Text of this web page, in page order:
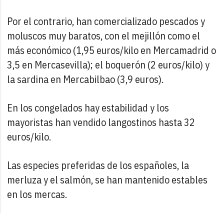
Por el contrario, han comercializado pescados y
moluscos muy baratos, con el mejillón como el
más económico (1,95 euros/kilo en Mercamadrid o
3,5 en Mercasevilla); el boquerón (2 euros/kilo) y
la sardina en Mercabilbao (3,9 euros).
En los congelados hay estabilidad y los
mayoristas han vendido langostinos hasta 32
euros/kilo.
Las especies preferidas de los españoles, la
merluza y el salmón, se han mantenido estables
en los mercas.